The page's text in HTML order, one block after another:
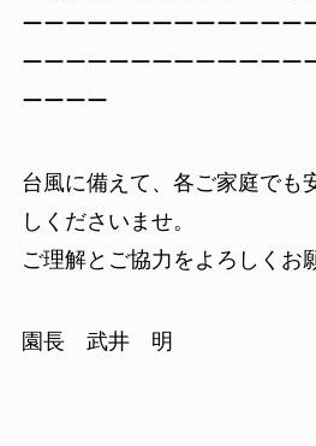
ーーーーーーーーーーーーー
ーーーーーーーーーーーーー
ーーーー
台風に備えて、各ご家庭でも
しくださいませ。
ご理解とご協力をよろしくお
園長 武井 明